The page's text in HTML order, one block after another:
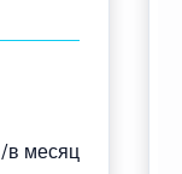
/в месяц